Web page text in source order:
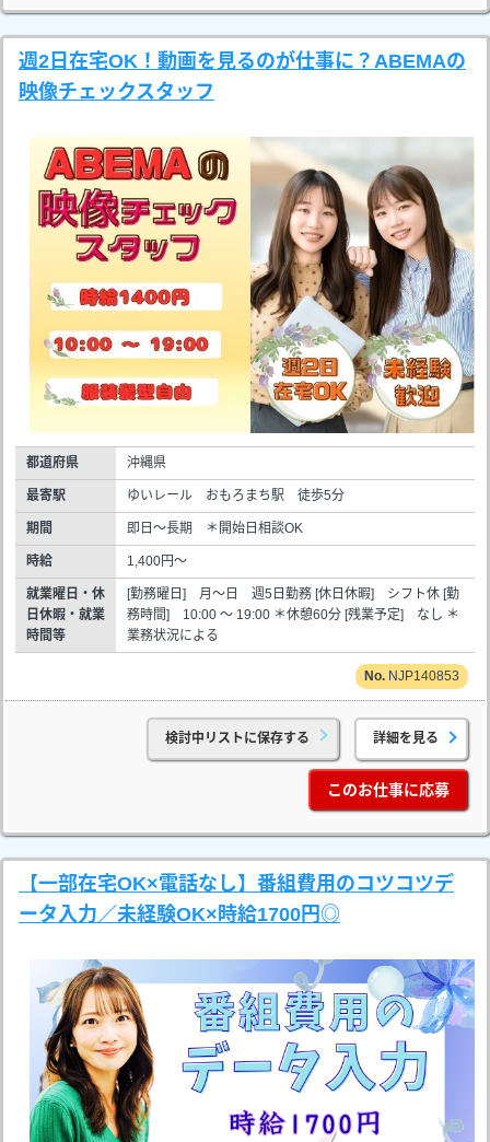
週2日在宅OK！動画を見るのが仕事に？ABEMAの
映像チェックスタッフ
都道府県 沖縄県
最寄駅 ゆいレール おもろまち駅 徒歩5分
期間 即日～長期 ＊開始日相談OK
時給 1,400円～
就業曜日・休
日休暇・就業
時間等
[勤務曜日] 月～日 週5日勤務 [休日休暇] シフト休 [勤
務時間] 10:00 ～ 19:00 ＊休憩60分 [残業予定] なし ＊
業務状況による
NJP140853
検討中リストに保存する 詳細を見る
このお仕事に応募
【一部在宅OK×電話なし】番組費用のコツコツデ
ータ入力／未経験OK×時給1700円◎